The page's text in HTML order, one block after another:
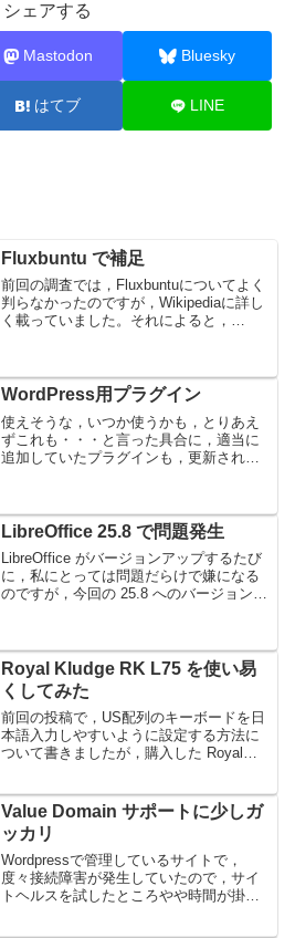
シェアする
Mastodon Bluesky
はてブ LINE
Fluxbuntu で補足
前回の調査では，Fluxbuntuについてよく
判らなかったのですが，Wikipediaに詳し
く載っていました。それによると，
WordPress用プラグイン
使えそうな，いつか使うかも，とりあえ
ずこれも・・・と言った具合に，適当に
追加していたプラグインも，更新されな
たところで，この際整理し...
LibreOffice 25.8 で問題発生
LibreOffice がバージョンアップするたび
に，私にとっては問題だらけで嫌になる
のですが，今回の 25.8 へのバージョンア
が有ればここにまとめていきま...
Royal Kludge RK L75 を使い易
くしてみた
前回の投稿で，US配列のキーボードを日
本語入力しやすいように設定する方法に
ついて書きましたが，購入した Royal
り情報の無い機能についても，いろいろ
試...
Value Domain サポートに少しガ
ッカリ
Wordpressで管理しているサイトで，
度々接続障害が発生していたので，サイ
トヘルスを試したところやや時間が掛か